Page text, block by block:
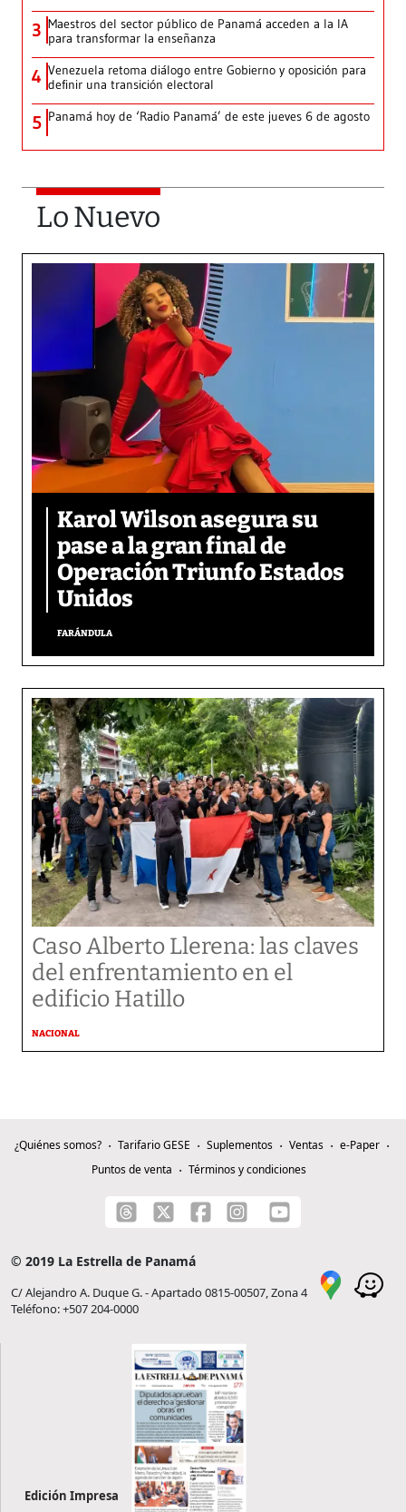
3 Maestros del sector público de Panamá acceden a la IA
para transformar la enseñanza
4 Venezuela retoma diálogo entre Gobierno y oposición para
definir una transición electoral
5 Panamá hoy de ‘Radio Panamá’ de este jueves 6 de agosto
Lo Nuevo
Karol Wilson asegura su
pase a la gran final de
Operación Triunfo Estados
Unidos
FARÁNDULA
Caso Alberto Llerena: las claves
del enfrentamiento en el
edificio Hatillo
NACIONAL
¿Quiénes somos? Tarifario GESE Suplementos Ventas
e-Paper
Puntos de venta
Términos y condiciones
© 2019 La Estrella de Panamá
C/ Alejandro A. Duque G. - Apartado 0815-00507, Zona 4
Teléfono: +507 204-0000
Edición Impresa